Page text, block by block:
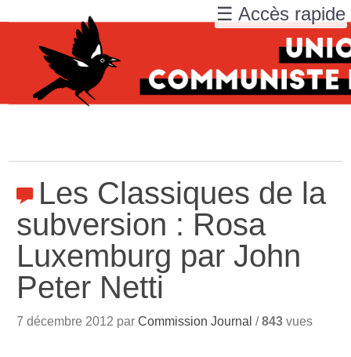
Les Classiques de la
subversion : Rosa
Luxemburg par John
Peter Netti
7 décembre 2012 parCommission Journal /843 vues
☰ Accès rapide